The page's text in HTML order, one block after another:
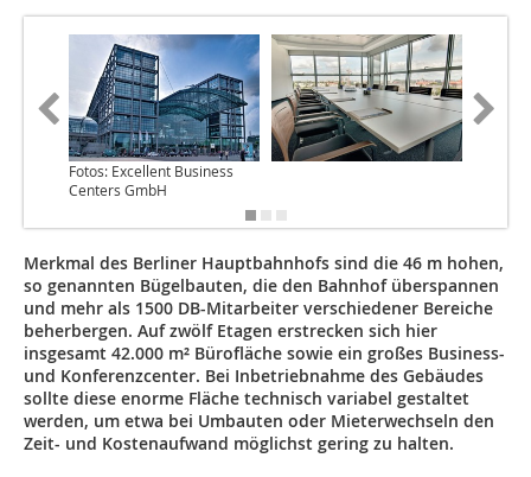
Fotos: Excellent Business
Centers GmbH
Merkmal des Berliner Hauptbahnhofs sind die 46 m hohen,
so genannten Bügelbauten, die den Bahnhof überspannen
und mehr als 1500 DB-Mitarbeiter verschiedener Bereiche
beherbergen. Auf zwölf Etagen ­er­strecken sich hier
insgesamt 42.000 m² Bürofläche sowie ein großes Business-
und Konferenzcenter. Bei Inbetriebnahme des Gebäudes
sollte diese enorme Fläche technisch variabel gestaltet
werden, um etwa bei Umbauten oder Mieterwechseln den
Zeit- und Kostenaufwand möglichst gering zu halten.